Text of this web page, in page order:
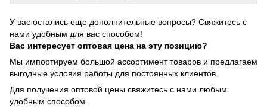
У вас остались еще дополнительные вопросы? Свяжитесь с
нами удобным для вас способом!
Вас интересует оптовая цена на эту позицию?
Мы импортируем большой ассортимент товаров и предлагаем
выгодные условия работы для постоянных клиентов.
Для получения оптовой цены свяжитесь с нами любым
удобным способом.